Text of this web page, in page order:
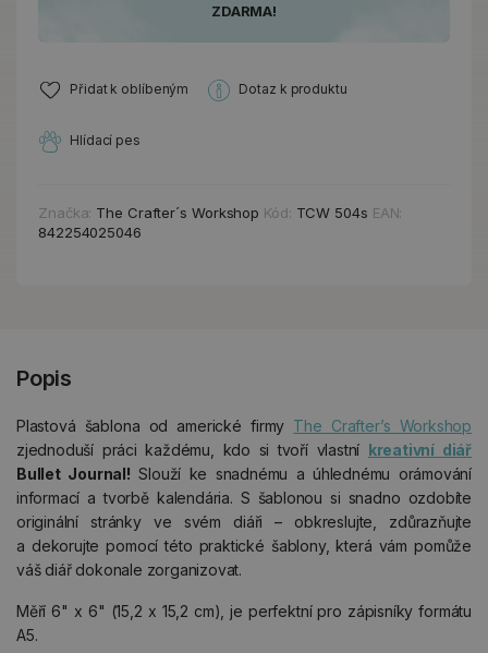
ZDARMA!
Přidat k oblíbeným Dotaz k produktu
Hlídací pes
Značka: The Crafter´s Workshop Kód: TCW 504s EAN:
842254025046
Popis
Plastová šablona od americké firmy The Crafter’s Workshop
zjednoduší práci každému, kdo si tvoří vlastní kreativní diář
Bullet Journal! Slouží ke snadnému a úhlednému orámování
informací a tvorbě kalendária. S šablonou si snadno ozdobíte
originální stránky ve svém diáři – obkreslujte, zdůrazňujte
a dekorujte pomocí této praktické šablony, která vám pomůže
váš diář dokonale zorganizovat.
Měří 6" x 6" (15,2 x 15,2 cm), je perfektní pro zápisníky formátu
A5.